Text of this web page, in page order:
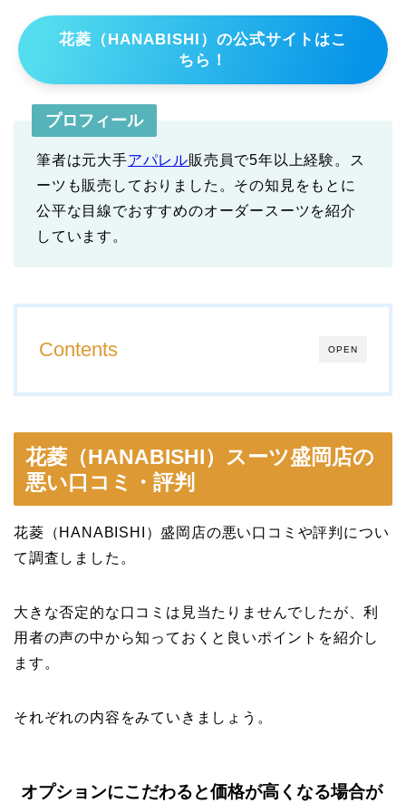
花菱（HANABISHI）の公式サイトはこ
ちら！
プロフィール
筆者は元大手アパレル販売員で5年以上経験。ス
ーツも販売しておりました。その知見をもとに
公平な目線でおすすめのオーダースーツを紹介
しています。
OPEN
Contents
花菱（HANABISHI）スーツ盛岡店の
悪い口コミ・評判
花菱（HANABISHI）盛岡店の悪い口コミや評判につい
て調査しました。
大きな否定的な口コミは見当たりませんでしたが、利
用者の声の中から知っておくと良いポイントを紹介し
ます。
それぞれの内容をみていきましょう。
オプションにこだわると価格が高くなる場合が